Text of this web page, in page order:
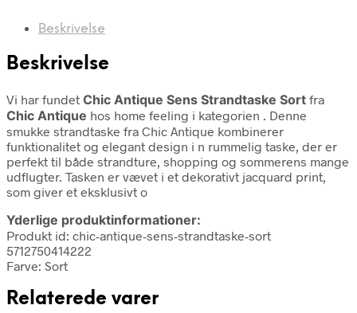
Beskrivelse
Beskrivelse
Vi har fundet Chic Antique Sens Strandtaske Sort fra
Chic Antique hos home feeling i kategorien . Denne
smukke strandtaske fra Chic Antique kombinerer
funktionalitet og elegant design i n rummelig taske, der er
perfekt til både strandture, shopping og sommerens mange
udflugter. Tasken er vævet i et dekorativt jacquard print,
som giver et eksklusivt o
Yderlige produktinformationer:
Produkt id: chic-antique-sens-strandtaske-sort
5712750414222
Farve: Sort
Relaterede varer